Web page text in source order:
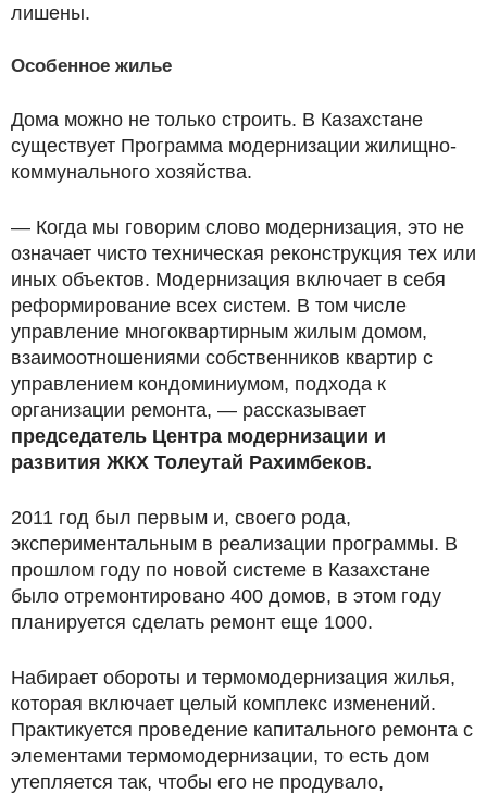
лишены.
Особенное жилье
Дома можно не только строить. В Казахстане
существует Программа модернизации жилищно-
коммунального хозяйства.
— Когда мы говорим слово модернизация, это не
означает чисто техническая реконструкция тех или
иных объектов. Модернизация включает в себя
реформирование всех систем. В том числе
управление многоквартирным жилым домом,
взаимоотношениями собственников квартир с
управлением кондоминиумом, подхода к
организации ремонта, — рассказывает
председатель Центра модернизации и
развития ЖКХ Толеутай Рахимбеков.
2011 год был первым и, своего рода,
экспериментальным в реализации программы. В
прошлом году по новой системе в Казахстане
было отремонтировано 400 домов, в этом году
планируется сделать ремонт еще 1000.
Набирает обороты и термомодернизация жилья,
которая включает целый комплекс изменений.
Практикуется проведение капитального ремонта с
элементами термомодернизации, то есть дом
утепляется так, чтобы его не продувало,